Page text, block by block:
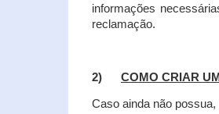
informações
reclamação.
2) COMO CRIAR
Caso ainda não